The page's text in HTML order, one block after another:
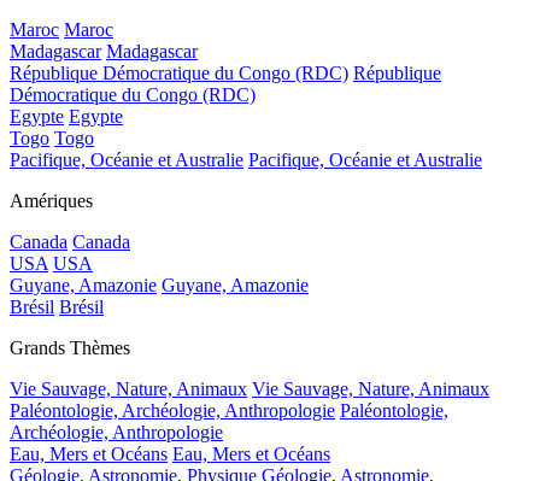
Maroc Maroc
Madagascar Madagascar
République Démocratique du Congo (RDC) République
Démocratique du Congo (RDC)
Egypte Egypte
Togo Togo
Pacifique, Océanie et Australie Pacifique, Océanie et Australie
Amériques
Canada Canada
USA USA
Guyane, Amazonie Guyane, Amazonie
Brésil Brésil
Grands Thèmes
Vie Sauvage, Nature, Animaux Vie Sauvage, Nature, Animaux
Paléontologie, Archéologie, Anthropologie Paléontologie,
Archéologie, Anthropologie
Eau, Mers et Océans Eau, Mers et Océans
Géologie, Astronomie, Physique Géologie, Astronomie,